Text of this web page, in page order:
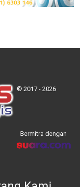
© 2017 - 2026
Bermitra dengan